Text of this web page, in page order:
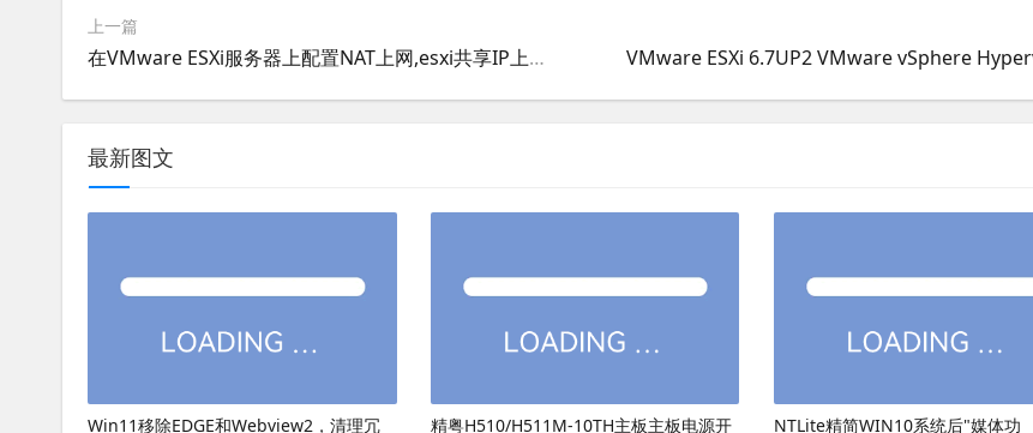
上一篇
在VMware ESXi服务器上配置NAT上网,esxi共享IP上网,esxi共享母机网络上网
最新图文
Win11移除EDGE和Webview2，清理冗
精粤H510/H511M-10TH主板主板电源开
NTLite精简WIN10系统后"媒体功